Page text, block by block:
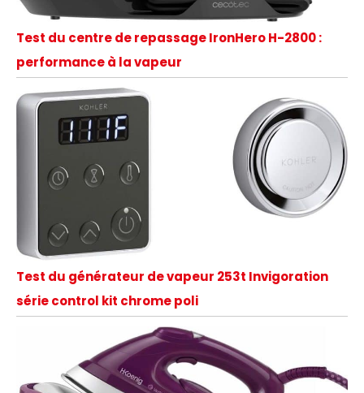
Test du centre de repassage IronHero H-2800 :
performance à la vapeur
Test du générateur de vapeur 253t Invigoration
série control kit chrome poli